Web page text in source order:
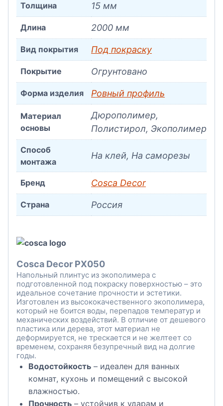
Толщина 15 мм
Длина 2000 мм
Вид покрытия Под покраску
Покрытие Огрунтовано
Форма изделия Ровный профиль
Материал
основы
Дюрополимер,
Полистирол, Экополимер
Способ
монтажа
На клей, На саморезы
Бренд Cosca Decor
Страна Россия
Cosca Decor PX050
Напольный плинтус из экополимера с
подготовленной под покраску поверхностью – это
идеальное сочетание прочности и эстетики.
Изготовлен из высококачественного экополимера,
который не боится воды, перепадов температур и
механических воздействий. В отличие от дешевого
пластика или дерева, этот материал не
деформируется, не трескается и не желтеет со
временем, сохраняя безупречный вид на долгие
годы.
Водостойкость – идеален для ванных
комнат, кухонь и помещений с высокой
влажностью.
Прочность – устойчив к ударам и